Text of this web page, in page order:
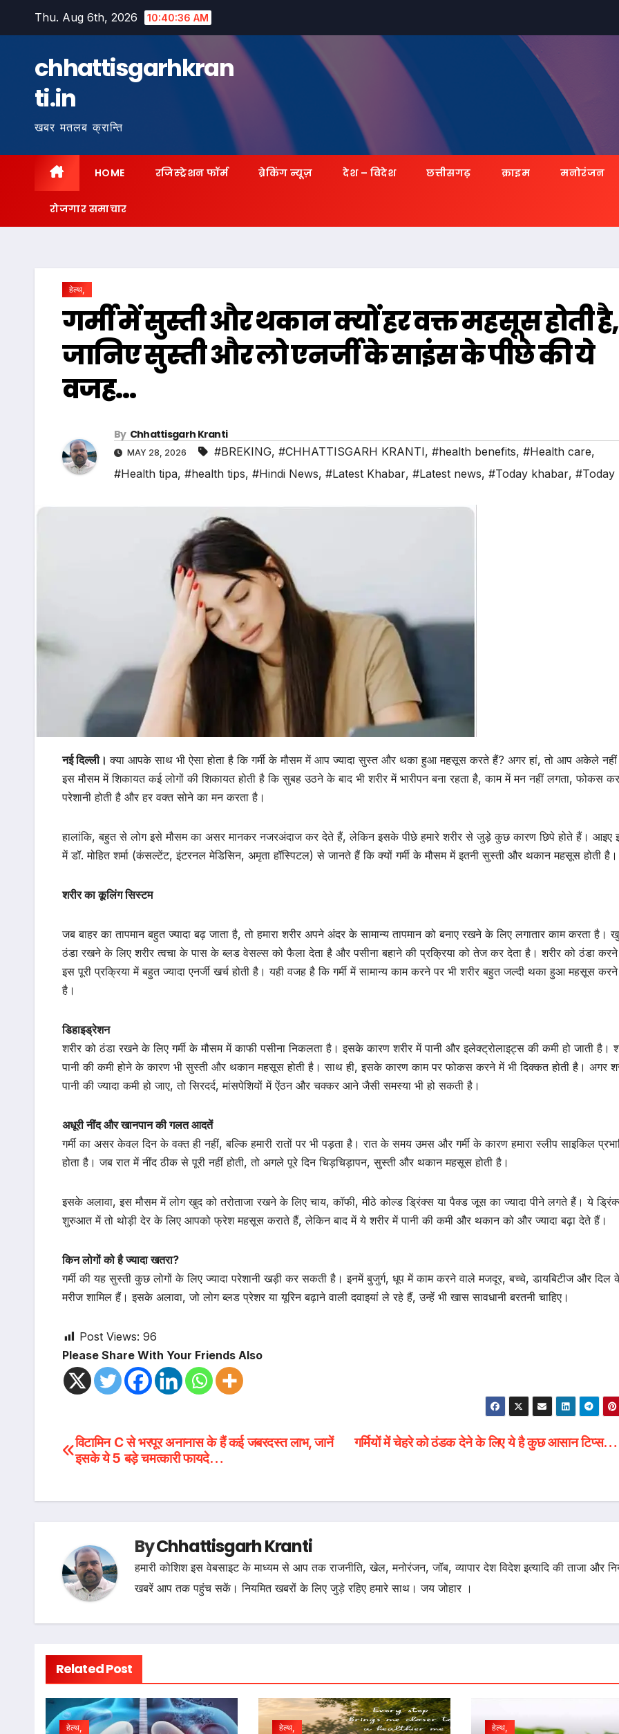
Thu. Aug 6th, 2026 10:40:37 AM
chhattisgarhkran
ti.in
खबर मतलब क्रान्ति
HOME रजिस्ट्रेशन फॉर्म ब्रेकिंग न्यूज़ देश – विदेश छत्तीसगढ़ क्राइम मनोरंजन
रोजगार समाचार
हेल्थ,
गर्मी में सुस्ती और थकान क्यों हर वक्त महसूस होती है,
जानिए सुस्ती और लो एनर्जी के साइंस के पीछे की ये
वजह…
By Chhattisgarh Kranti
MAY 28, 2026 #BREKING, #CHHATTISGARH KRANTI, #health benefits, #Health care,
#Health tipa, #health tips, #Hindi News, #Latest Khabar, #Latest news, #Today khabar, #Today
नई दिल्ली।क्या आपके साथ भी ऐसा होता है कि गर्मी के मौसम में आप ज्यादा सुस्त और थका हुआ महसूस करते हैं? अगर हां, तो आप अकेले नहीं
इस मौसम में शिकायत कई लोगों की शिकायत होती है कि सुबह उठने के बाद भी शरीर में भारीपन बना रहता है, काम में मन नहीं लगता, फोकस
परेशानी होती है और हर वक्त सोने का मन करता है।
हालांकि, बहुत से लोग इसे मौसम का असर मानकर नजरअंदाज कर देते हैं, लेकिन इसके पीछे हमारे शरीर से जुड़े कुछ कारण छिपे होते हैं। आइए
में डॉ. मोहित शर्मा (कंसल्टेंट, इंटरनल मेडिसिन, अमृता हॉस्पिटल) से जानते हैं कि क्यों गर्मी के मौसम में इतनी सुस्ती और थकान महसूस होती है।
शरीर का कूलिंग सिस्टम
जब बाहर का तापमान बहुत ज्यादा बढ़ जाता है, तो हमारा शरीर अपने अंदर के सामान्य तापमान को बनाए रखने के लिए लगातार काम करता है।
ठंडा रखने के लिए शरीर त्वचा के पास के ब्लड वेसल्स को फैला देता है और पसीना बहाने की प्रक्रिया को तेज कर देता है। शरीर को ठंडा
इस पूरी प्रक्रिया में बहुत ज्यादा एनर्जी खर्च होती है। यही वजह है कि गर्मी में सामान्य काम करने पर भी शरीर बहुत जल्दी थका हुआ महसूस
है।
डिहाइड्रेशन
शरीर को ठंडा रखने के लिए गर्मी के मौसम में काफी पसीना निकलता है। इसके कारण शरीर में पानी और इलेक्ट्रोलाइट्स की कमी हो जाती है।
पानी की कमी होने के कारण भी सुस्ती और थकान महसूस होती है। साथ ही, इसके कारण काम पर फोकस करने में भी दिक्कत होती है। अगर
पानी की ज्यादा कमी हो जाए, तो सिरदर्द, मांसपेशियों में ऐंठन और चक्कर आने जैसी समस्या भी हो सकती है।
अधूरी नींद और खानपान की गलत आदतें
गर्मी का असर केवल दिन के वक्त ही नहीं, बल्कि हमारी रातों पर भी पड़ता है। रात के समय उमस और गर्मी के कारण हमारा स्लीप साइकिल
होता है। जब रात में नींद ठीक से पूरी नहीं होती, तो अगले पूरे दिन चिड़चिड़ापन, सुस्ती और थकान महसूस होती है।
इसके अलावा, इस मौसम में लोग खुद को तरोताजा रखने के लिए चाय, कॉफी, मीठे कोल्ड ड्रिंक्स या पैक्ड जूस का ज्यादा पीने लगते हैं। ये
शुरुआत में तो थोड़ी देर के लिए आपको फ्रेश महसूस कराते हैं, लेकिन बाद में ये शरीर में पानी की कमी और थकान को और ज्यादा बढ़ा देते हैं।
किन लोगों को है ज्यादा खतरा?
गर्मी की यह सुस्ती कुछ लोगों के लिए ज्यादा परेशानी खड़ी कर सकती है। इनमें बुजुर्ग, धूप में काम करने वाले मजदूर, बच्चे, डायबिटीज और दिल
मरीज शामिल हैं। इसके अलावा, जो लोग ब्लड प्रेशर या यूरिन बढ़ाने वाली दवाइयां ले रहे हैं, उन्हें भी खास सावधानी बरतनी चाहिए।
Post Views: 96
Please Share With Your Friends Also
Post
गर्मियों में चेहरे को ठंडक देने के लिए ये है कुछ आसान टिप्स…
विटामिन C से भरपूर अनानास के हैं कई जबरदस्त लाभ, जानें
इसके ये 5 बड़े चमत्कारी फायदे…
ByChhattisgarh Kranti
हमारी कोशिश इस वेबसाइट के माध्यम से आप तक राजनीति, खेल, मनोरंजन, जॉब, व्यापार देश विदेश इत्यादि की ताजा और
खबरें आप तक पहुंच सकें। नियमित खबरों के लिए जुड़े रहिए हमारे साथ। जय जोहार ।
Related Post
हेल्थ, हेल्थ, हेल्थ,